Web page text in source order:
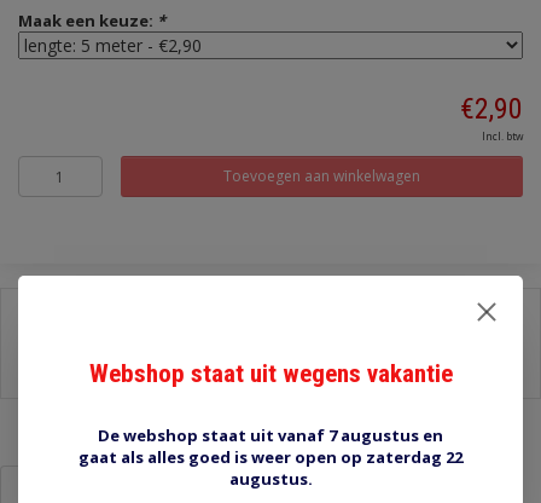
Maak een keuze: *
€2,90
Incl. btw
Toevoegen aan winkelwagen
Afdrukken
Reviews (0)
Webshop staat uit wegens vakantie
De webshop staat uit vanaf 7 augustus en
gaat als alles goed is weer open op zaterdag 22
augustus.